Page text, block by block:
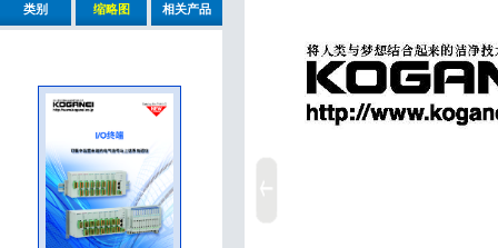
类别 缩略图 相关产品